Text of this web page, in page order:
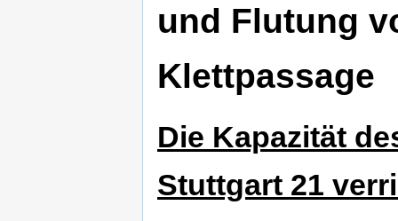
und Flutung
Klettpassage
Die Kapazität
Stuttgart 21